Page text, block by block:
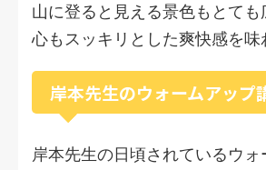
山に登ると見える景色もとても
心もスッキリとした爽快感を味
岸本先生のウォームアップ
岸本先生の日頃されているウ